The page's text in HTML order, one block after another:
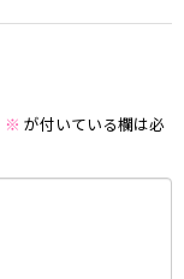
※ が付いている欄は必